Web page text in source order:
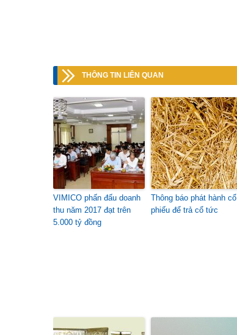
THÔNG TIN LIÊN QUAN
VIMICO phấn đấu doanh
thu năm 2017 đạt trên
5.000 tỷ đồng
Thông báo phát hành cổ
phiếu để trả cổ tức